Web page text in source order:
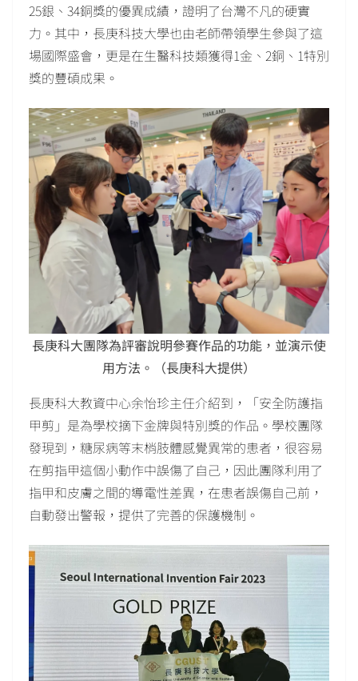
25銀、34銅獎的優異成績，證明了台灣不凡的硬實
力。其中，長庚科技大學也由老師帶領學生參與了這
場國際盛會，更是在生醫科技類獲得1金、2銅、1特別
獎的豐碩成果。
長庚科大團隊為評審說明參賽作品的功能，並演示使
用方法。（長庚科大提供）
長庚科大教資中心余怡珍主任介紹到，「安全防護指
甲剪」是為學校摘下金牌與特別獎的作品。學校團隊
發現到，糖尿病等末梢肢體感覺異常的患者，很容易
在剪指甲這個小動作中誤傷了自己，因此團隊利用了
指甲和皮膚之間的導電性差異，在患者誤傷自己前，
自動發出警報，提供了完善的保護機制。